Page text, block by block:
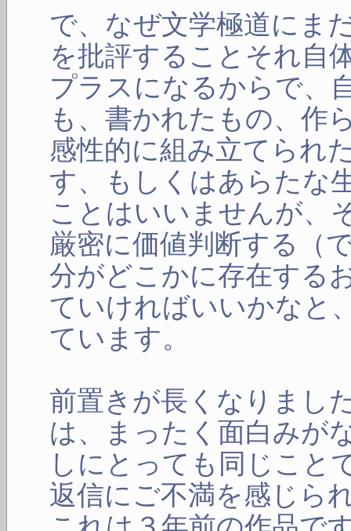
で、なぜ文学極道にま
を批評することそれ自
プラスになるからで、
も、書かれたもの、作
感性的に組み立てられ
す、もしくはあらたな
ことはいいませんが、
厳密に価値判断する（
分がどこかに存在する
ていければいいかなと
ています。
前置きが長くなりまし
は、まったく面白みが
しにとっても同じこと
返信にご不満を感じら